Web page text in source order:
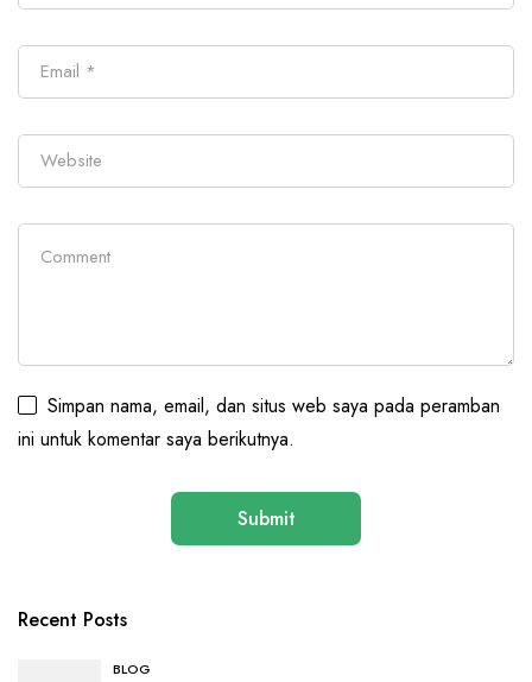
Simpan nama, email, dan situs web saya pada peramban
ini untuk komentar saya berikutnya.
Recent Posts
BLOG